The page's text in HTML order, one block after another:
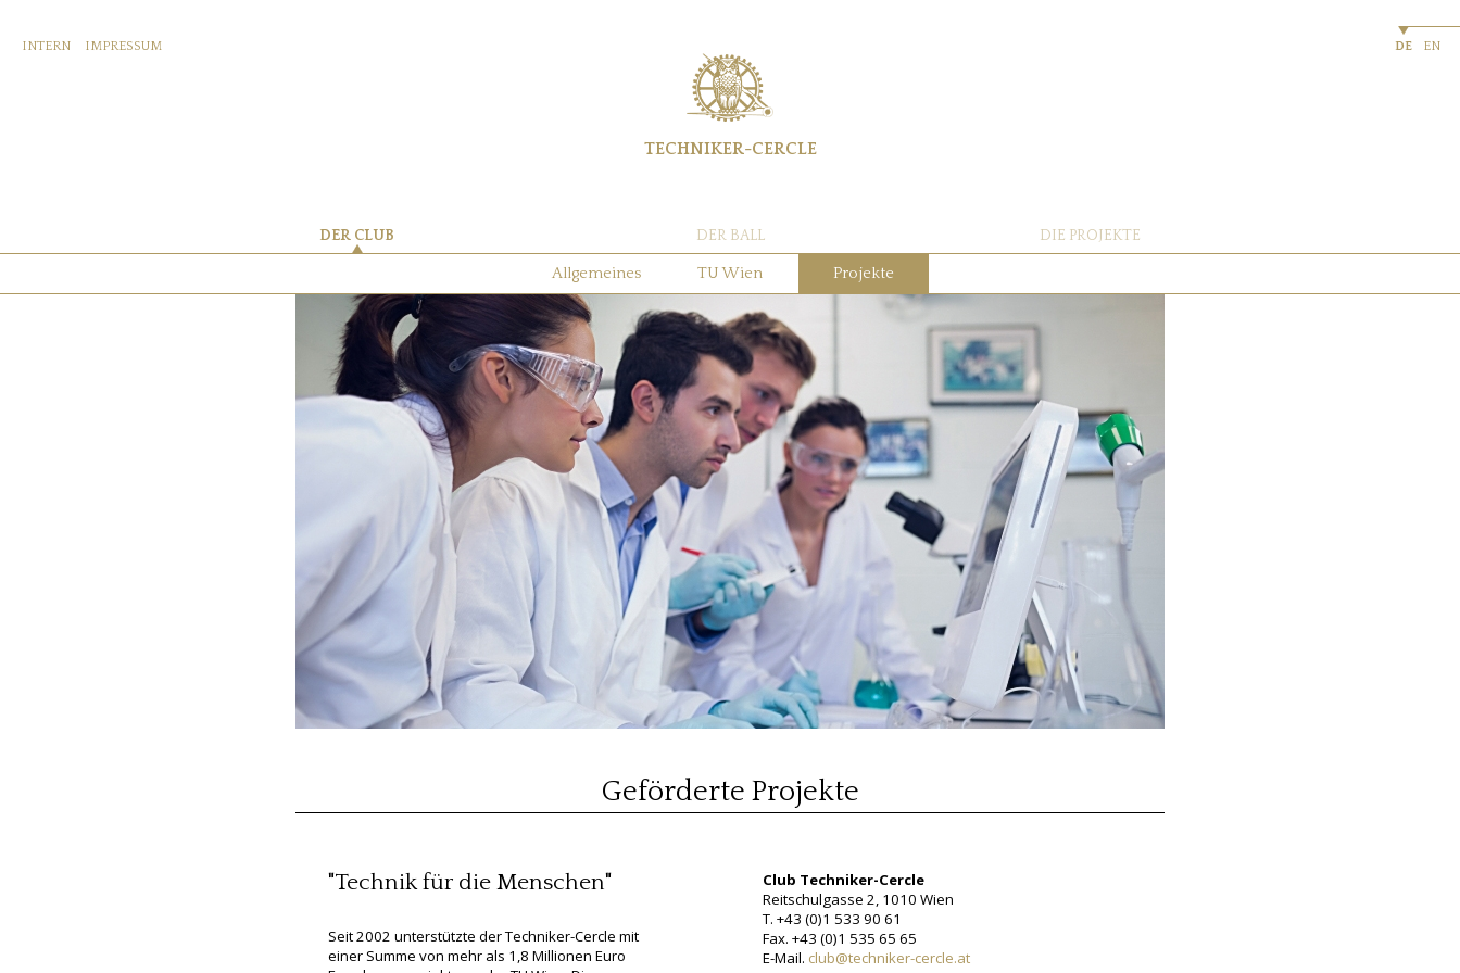
INTERN IMPRESSUM
TECHNIKER-CERCLE
DE EN
DER CLUB DER BALL DIE PROJEKTE
Allgemeines TU Wien Projekte
Geförderte Projekte
"Technik für die Menschen"
Seit 2002 unterstützte der Techniker-Cercle mit
einer Summe von mehr als 1,8 Millionen Euro
Club Techniker-Cercle
Reitschulgasse 2, 1010 Wien
T. +43 (0)1 533 90 61
Fax. +43 (0)1 535 65 65
E-Mail. club@techniker-cercle.at